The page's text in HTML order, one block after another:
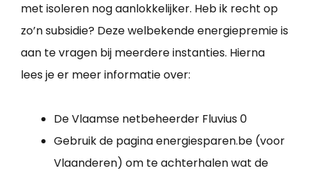
met isoleren nog aanlokkelijker. Heb ik recht op
zo’n subsidie? Deze welbekende energiepremie is
aan te vragen bij meerdere instanties. Hierna
lees je er meer informatie over:
De Vlaamse netbeheerder Fluvius 0
Gebruik de pagina energiesparen.be (voor
Vlaanderen) om te achterhalen wat de